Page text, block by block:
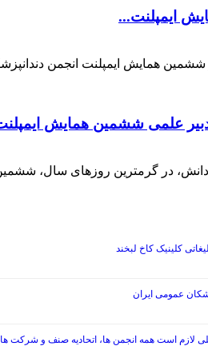
ایمپلنت...
علمی ششمین همایش
در گرمترین روزهای سال،
کلینیک کاخ لبخند
عمومی ایران
لازم است همه انجمن ها، اتحادیه صنف و شرکت